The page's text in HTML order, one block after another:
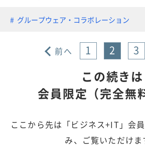
グループウェア・コラボレーション
前へ 1 2 3
この続きは
会員限定（完全無
ここから先は「ビジネス+IT」会
み、ご覧いただけま